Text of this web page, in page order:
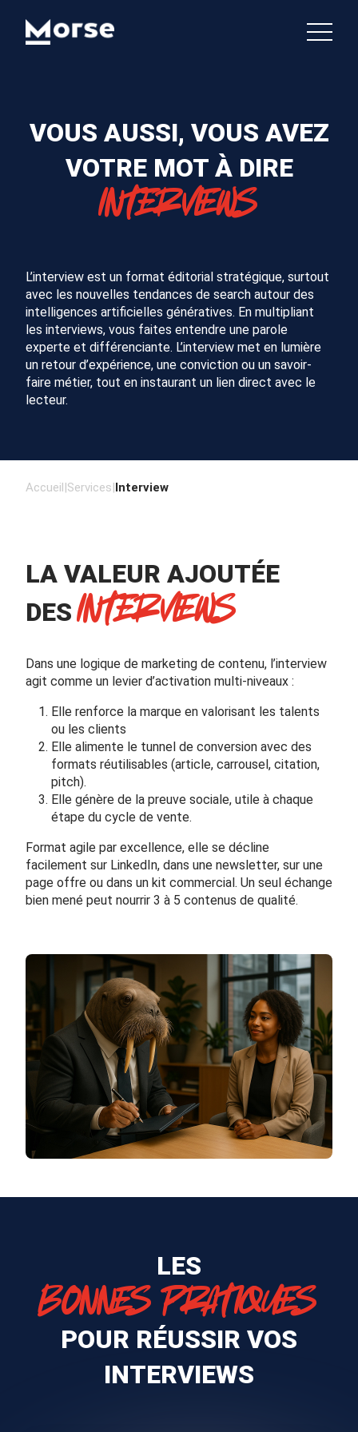
VOUS AUSSI, VOUS AVEZ
VOTRE MOT À DIRE
INTERVIEWS
L’interview est un format éditorial stratégique, surtout
avec les nouvelles tendances de search autour des
intelligences artificielles génératives. En multipliant
les interviews, vous faites entendre une parole
experte et différenciante. L’interview met en lumière
un retour d’expérience, une conviction ou un savoir-
faire métier, tout en instaurant un lien direct avec le
lecteur.
Accueil|Services|Interview
LA VALEUR AJOUTÉE
DESINTERVIEWS
Dans une logique de marketing de contenu, l’interview
agit comme un levier d’activation multi-niveaux :
Elle renforce la marque en valorisant les talents
ou les clients
Elle alimente le tunnel de conversion avec des
formats réutilisables (article, carrousel, citation,
pitch).
Elle génère de la preuve sociale, utile à chaque
étape du cycle de vente.
Format agile par excellence, elle se décline
facilement sur LinkedIn, dans une newsletter, sur une
page offre ou dans un kit commercial. Un seul échange
bien mené peut nourrir 3 à 5 contenus de qualité.
LES
BONNES PRATIQUES
POUR RÉUSSIR VOS
INTERVIEWS